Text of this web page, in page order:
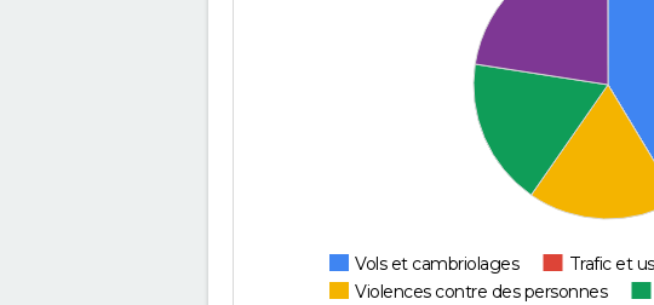
Vols et cambriolages
Trafic et
Violences contre des personnes